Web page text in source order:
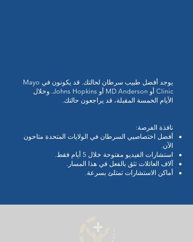
يوجد أفضل طبيب سرطان لحالتك. قد يكونون في Mayo
Clinic أو MD Anderson أو Johns Hopkins. وخلال
الأيام الخمسة المقبلة، قد يراجعون حالتك.
نافذة الفرصة:
أفضل اختصاصيي السرطان في الولايات المتحدة متاحون
الآن.
استشارات الفيديو مفتوحة خلال 5 أيام فقط.
آلاف العائلات تثق بالفعل في هذا المسار.
أماكن الاستشارات تمتلئ بسرعة.